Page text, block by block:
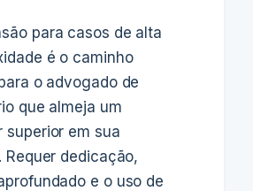
para casos de alta
é o caminho
o advogado de
que almeja um
superior em sua
Requer dedicação,
e o uso de